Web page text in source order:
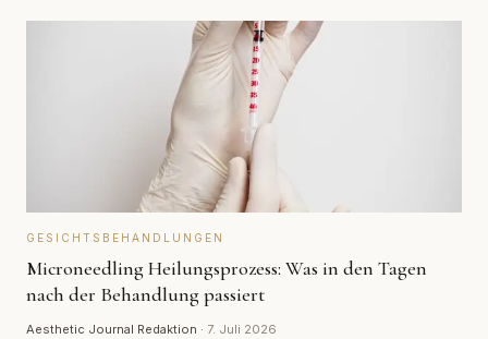
GESICHTSBEHANDLUNGEN
Microneedling Heilungsprozess: Was in den Tagen
nach der Behandlung passiert
Aesthetic Journal Redaktion · 7. Juli 2026